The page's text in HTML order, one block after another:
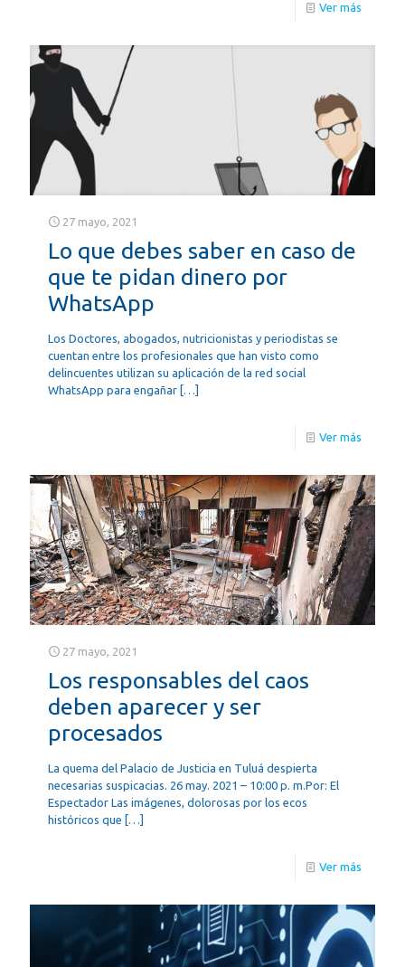
Ver más
27 mayo, 2021
Lo que debes saber en caso de
que te pidan dinero por
WhatsApp
Los Doctores, abogados, nutricionistas y periodistas se
cuentan entre los profesionales que han visto como
delincuentes utilizan su aplicación de la red social
WhatsApp para engañar […]
Ver más
27 mayo, 2021
Los responsables del caos
deben aparecer y ser
procesados
La quema del Palacio de Justicia en Tuluá despierta
necesarias suspicacias. 26 may. 2021 – 10:00 p. m.Por: El
Espectador Las imágenes, dolorosas por los ecos
históricos que […]
Ver más